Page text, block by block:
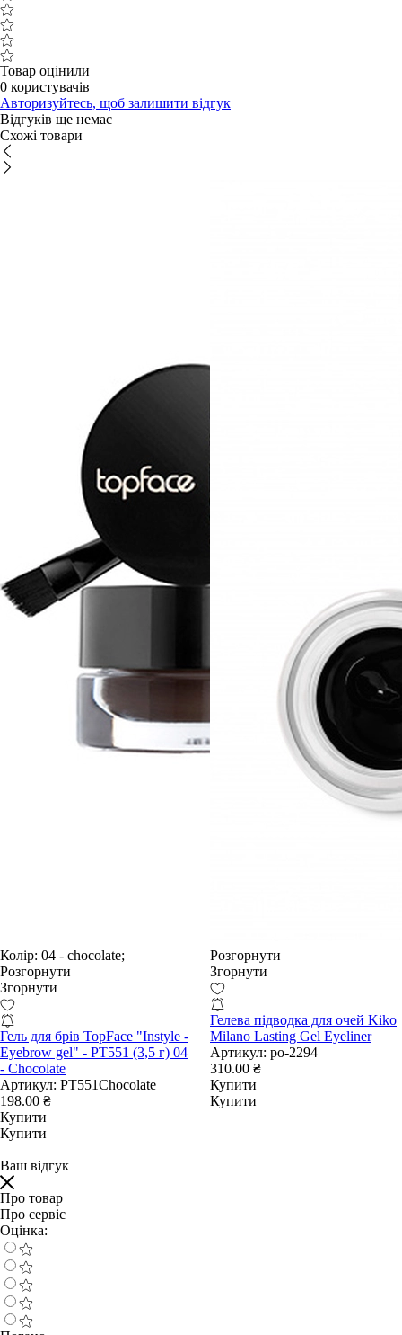
Товар оцінили
0 користувачів
Авторизуйтесь, щоб залишити відгук
Відгуків ще немає
Схожі товари
Колір: 04 - chocolate;
Розгорнути
Згорнути
Гель для брів TopFace "Instyle -
Eyebrow gel" - PT551 (3,5 г) 04
- Chocolate
Артикул: PT551Chocolate
198.00 ₴
Купити
Купити
Розгорнути
Згорнути
Гелева підводка для очей Kiko
Milano Lasting Gel Eyeliner
Артикул: po-2294
310.00 ₴
Купити
Купити
Ваш відгук
Про товар
Про сервіс
Оцінка: